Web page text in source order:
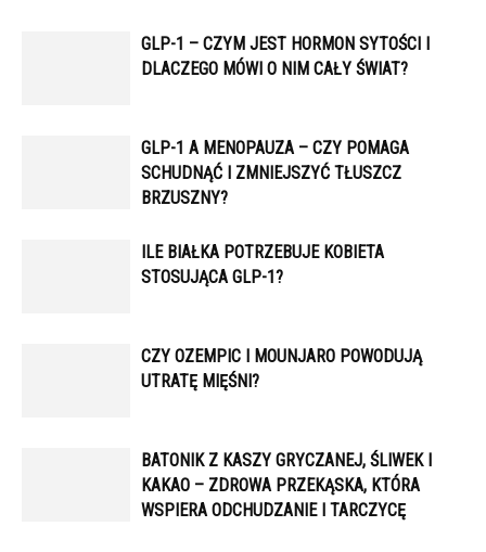
GLP-1 – CZYM JEST HORMON SYTOŚCI I
DLACZEGO MÓWI O NIM CAŁY ŚWIAT?
GLP-1 A MENOPAUZA – CZY POMAGA
SCHUDNĄĆ I ZMNIEJSZYĆ TŁUSZCZ
BRZUSZNY?
ILE BIAŁKA POTRZEBUJE KOBIETA
STOSUJĄCA GLP-1?
CZY OZEMPIC I MOUNJARO POWODUJĄ
UTRATĘ MIĘŚNI?
BATONIK Z KASZY GRYCZANEJ, ŚLIWEK I
KAKAO – ZDROWA PRZEKĄSKA, KTÓRA
WSPIERA ODCHUDZANIE I TARCZYCĘ